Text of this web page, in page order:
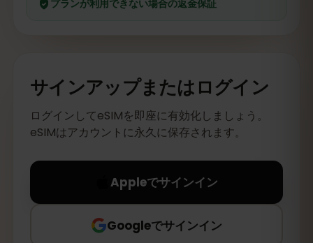
プランが利用できない場合の返金保証
サインアップまたはログイン
ログインしてeSIMを即座に有効化しましょう。
eSIMはアカウントに永久に保存されます。
Appleでサインイン
Googleでサインイン